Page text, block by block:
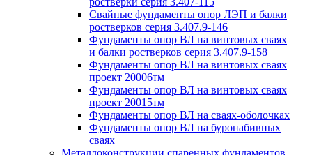
Свайные фундаменты опор ЛЭП и балки
ростверков серия 3.407.9-146
Фундаменты опор ВЛ на винтовых сваях
и балки ростверков серия 3.407.9-158
Фундаменты опор ВЛ на винтовых сваях
проект 20006тм
Фундаменты опор ВЛ на винтовых сваях
проект 20015тм
Фундаменты опор ВЛ на сваях-оболочках
Фундаменты опор ВЛ на буронабивных
сваях
Металлоконструкции спаренных фундаментов